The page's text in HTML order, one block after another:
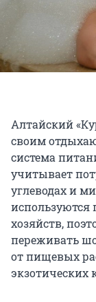
Алтайский
своим
система
учитывает
углеводах и
хозяйств,
переживать
от пищевых
экзотических